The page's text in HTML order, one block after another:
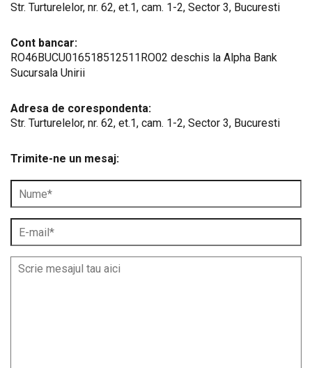
Str. Turturelelor, nr. 62, et.1, cam. 1-2, Sector 3, Bucuresti
Cont bancar:
RO46BUCU016518512511RO02 deschis la Alpha Bank
Sucursala Unirii
Adresa de corespondenta:
Str. Turturelelor, nr. 62, et.1, cam. 1-2, Sector 3, Bucuresti
Trimite-ne un mesaj: